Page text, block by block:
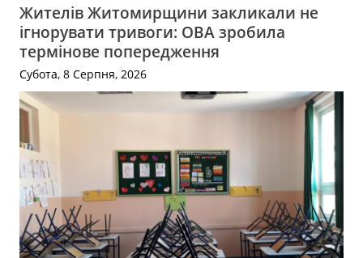
Жителів Житомирщини закликали не
ігнорувати тривоги: ОВА зробила
термінове попередження
Субота, 8 Серпня, 2026